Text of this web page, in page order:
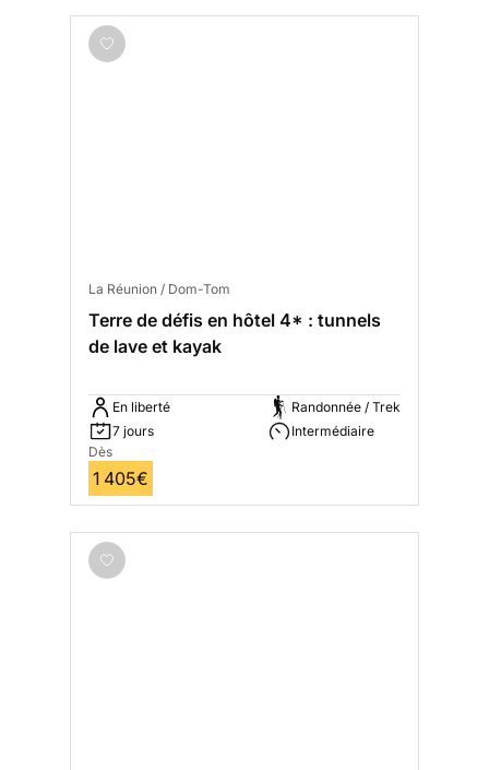
La Réunion / Dom-Tom
Terre de défis en hôtel 4* : tunnels
de lave et kayak
En liberté
7 jours
Randonnée / Trek
Intermédiaire
Dès
1 405€